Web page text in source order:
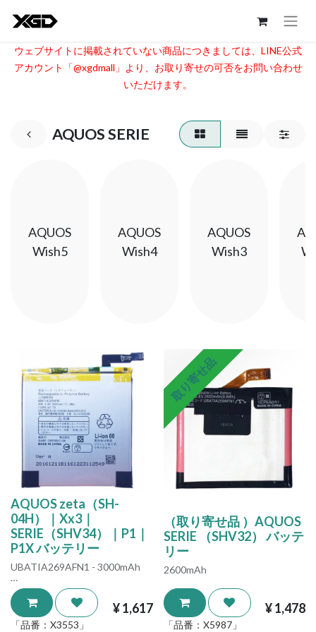
ウェブサイトに掲載されていない商品につきましては、LINE公式
アカウント「@xgdmall」より、お取り寄せの可否をお問い合わせ
いただけます。​
AQUOS SERIE
AQUOS
Wish5
AQUOS
Wish4
AQUOS
Wish3
AQUOS zeta（SH-
04H）｜Xx3｜
SERIE（SHV34）｜P1｜
P1X バッテリー
UBATIA269AFN1 - 3000mAh
※本製品はAQUOS ZETA SH-
01Hには対応しておりません。
SH-01Hではご使用いただけま
せんので、ご購入前に対応機種
¥1,617
「品番： X3553 」
取り寄せ品
（取り寄せ品 ）AQUOS
SERIE （SHV32） バッテ
リー
2600mAh
¥1,478
「品番： X5987」